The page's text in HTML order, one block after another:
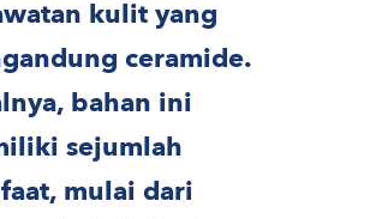
kulit yang
ceramide.
bahan ini
sejumlah
mulai dari